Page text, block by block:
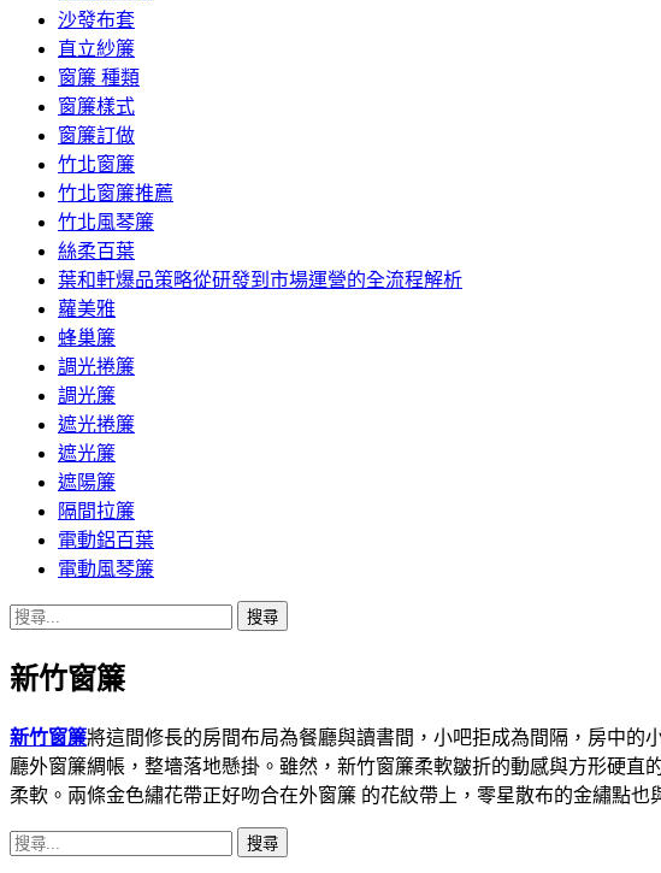
沙發布套
直立紗簾
窗簾 種類
窗簾樣式
窗簾訂做
竹北窗簾
竹北窗簾推薦
竹北風琴簾
絲柔百葉
葉和軒爆品策略從研發到市場運營的全流程解析
蘿美雅
蜂巢簾
調光捲簾
調光簾
遮光捲簾
遮光簾
遮陽簾
隔間拉簾
電動鋁百葉
電動風琴簾
搜
關
字:
新竹窗簾
新竹窗簾將這間修長的房間布局為餐廳與讀書間，小吧拒成為間隔，房中
廳外窗簾綢帳，整墻落地懸掛。雖然，新竹窗簾柔軟皺折的動感與方形硬
柔軟。兩條金色繡花帶正好吻合在外窗簾 的花紋帶上，零星散布的金繡點也
搜